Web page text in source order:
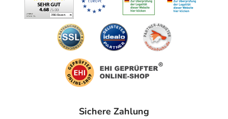
Sichere Zahlung